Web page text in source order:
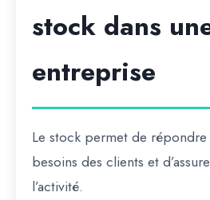
stock dans
entreprise
Le stock permet de
besoins des clients et
l’activité.